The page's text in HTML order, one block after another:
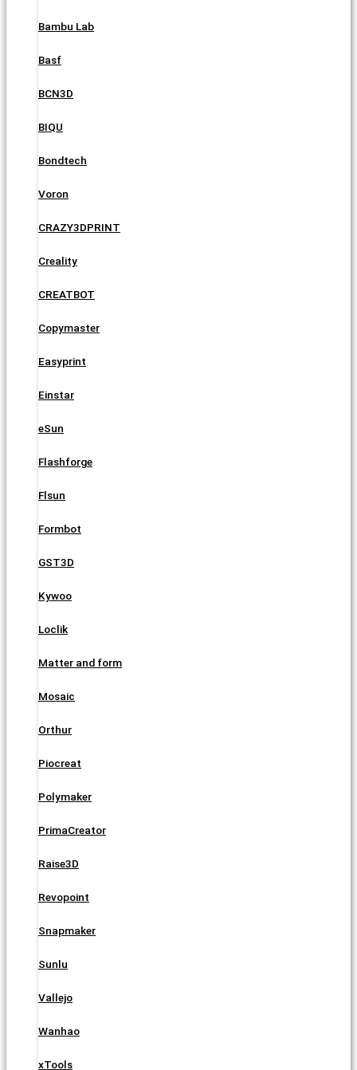
Bambu Lab
Basf
BCN3D
BIQU
Bondtech
Voron
CRAZY3DPRINT
Creality
CREATBOT
Copymaster
Easyprint
Einstar
eSun
Flashforge
Flsun
Formbot
GST3D
Kywoo
Loclik
Matter and form
Mosaic
Orthur
Piocreat
Polymaker
PrimaCreator
Raise3D
Revopoint
Snapmaker
Sunlu
Vallejo
Wanhao
xTools